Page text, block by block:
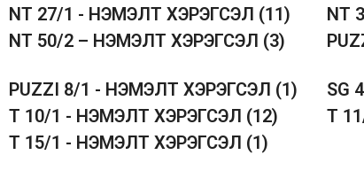
NT 27/1 - НЭМЭЛТ ХЭРЭГСЭЛ (11)
NT
NT 50/2 – НЭМЭЛТ ХЭРЭГСЭЛ (3)
PUZZI 8/1 - НЭМЭЛТ ХЭРЭГСЭЛ (1)
SG
T 10/1 - НЭМЭЛТ ХЭРЭГСЭЛ (12)
T
T 15/1 - НЭМЭЛТ ХЭРЭГСЭЛ (1)